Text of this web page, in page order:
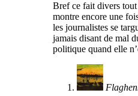
Bref ce fait divers
montre encore une
les journalistes se
jamais disant de mal
politique quand elle